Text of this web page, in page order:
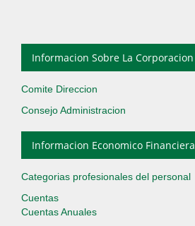
Informacion Sobre La Corporacion
Comite Direccion
Consejo Administracion
Informacion Economico Financiera
Categorias profesionales del personal
Cuentas
Cuentas Anuales